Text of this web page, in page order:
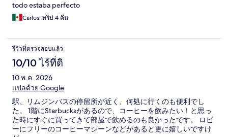
todo estaba perfecto
Carlos, ทริป 4 คืน
รีวิวที่ตรวจสอบแล้ว
10/10 ไร้ที่ติ
10 พ.ค. 2026
แปลด้วย Google
駅、リムジンバスの停留所が近く、何処に行くのも便利でし
た。 1階にStarbucksがあるので、コーヒーを飲みたい！と思っ
た時にすぐに買ってきて部屋で飲めるのも良かったです。 ロビ
ーにフリーのコーヒーマシーンなどがあると更に嬉しいですけ